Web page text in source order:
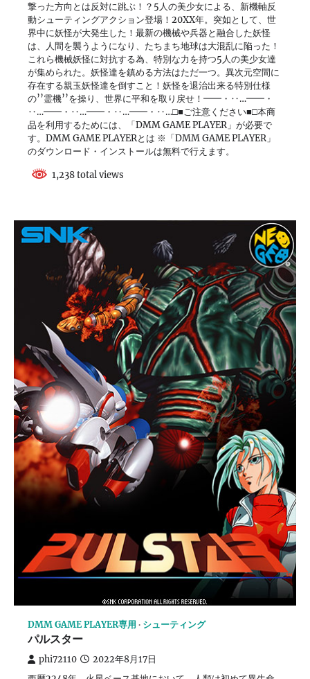
撃った方向とは反対に跳ぶ！？5人の美少女による、新機軸反
動シューティングアクション登場！20XX年。突如として、世
界中に妖怪が大発生した！最新の機械や兵器と融合した妖怪
は、人間を襲うようになり、たちまち地球は大混乱に陥った！
これら機械妖怪に対抗する為、特別な力を持つ5人の美少女達
が集められた。妖怪達を鎮める方法はただ一つ。異次元空間に
存在する親玉妖怪達を倒すこと！妖怪を退治出来る特別仕様
の’’霊機’’を操り、世界に平和を取り戻せ！━━・‥…━━・
‥…━━・‥…━━・‥…━━・‥…□■ご注意ください■□本商
品を利用するためには、「DMM GAME PLAYER」が必要で
す。DMM GAME PLAYERとは ※「DMM GAME PLAYER」
のダウンロード・インストールは無料で行えます。
1,238 total views
DMM GAME PLAYER専用 シューティング
パルスター
phi72110 2022年8月17日